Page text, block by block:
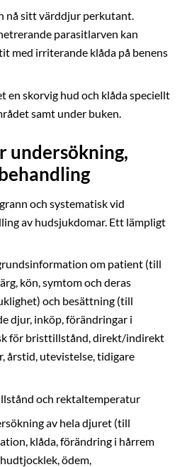
nå sitt värddjur perkutant.
parasitlarven kan
med irriterande klåda på benens
en skorvig hud och klåda speciellt
samt under buken.
undersökning,
och systematisk vid
av hudsjukdomar. Ett lämpligt
om patient (till
kön, symtom och deras
och besättning (till
djur, inköp, förändringar i
för bristtillstånd, direkt/indirekt
årstid, utevistelse, tidigare
och rektaltemperatur
av hela djuret (till
klåda, förändring i hårrem
ödem,